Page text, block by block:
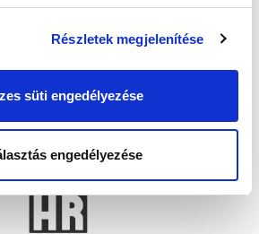
Részletek megjelenítése
süti engedélyezése
engedélyezése